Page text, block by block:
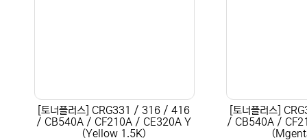
[토너플러스] CRG331 / 316 / 416
/ CB540A / CF210A / CE320A Y
(Yellow 1.5K)
[토너플러스]
/ CB540A /